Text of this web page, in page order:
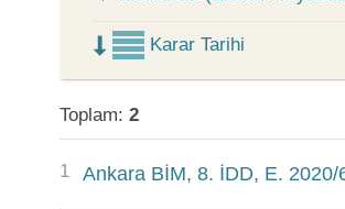
Karar Tarihi
Toplam: 2
1 Ankara BİM, 8. İDD, E.